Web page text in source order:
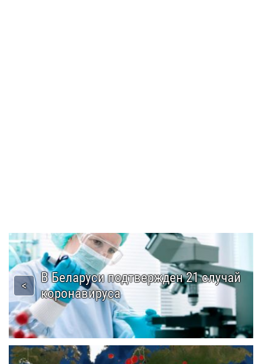
В Беларуси подтвержден 21 случай
коронавируса